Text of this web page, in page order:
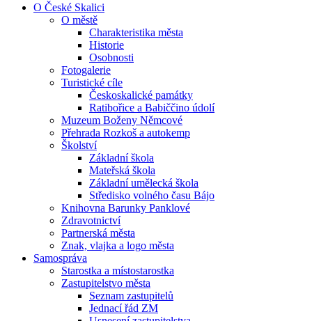
O České Skalici
O městě
Charakteristika města
Historie
Osobnosti
Fotogalerie
Turistické cíle
Českoskalické památky
Ratibořice a Babiččino údolí
Muzeum Boženy Němcové
Přehrada Rozkoš a autokemp
Školství
Základní škola
Mateřská škola
Základní umělecká škola
Středisko volného času Bájo
Knihovna Barunky Panklové
Zdravotnictví
Partnerská města
Znak, vlajka a logo města
Samospráva
Starostka a místostarostka
Zastupitelstvo města
Seznam zastupitelů
Jednací řád ZM